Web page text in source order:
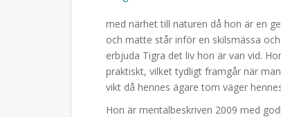
med närhet till naturen då hon är en
och matte står inför en skilsmässa
erbjuda Tigra det liv hon är van vid.
praktiskt, vilket tydligt framgår när
vikt då hennes ägare tom väger
Hon är mentalbeskriven 2009 med